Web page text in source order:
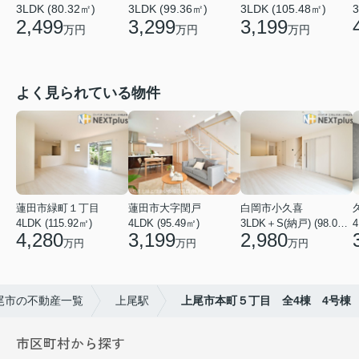
3LDK (80.32㎡)
2,499万円
3LDK (99.36㎡)
3,299万円
3LDK (105.48㎡)
3,199万円
よく見られている物件
蓮田市緑町１丁目
4LDK (115.92㎡)
4,280万円
蓮田市大字閏戸
4LDK (95.49㎡)
3,199万円
白岡市小久喜
3LDK＋S(納戸) (98.01㎡)
2,980万円
市の不動産一覧 上尾駅 上尾市本町５丁目 全4棟 4号棟
市区町村から探す